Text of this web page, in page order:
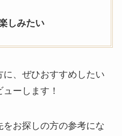
しみたい
、ぜひおすすめしたい
ーします！
お探しの方の参考にな